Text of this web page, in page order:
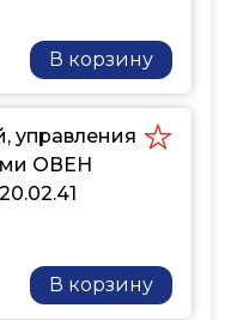
в каскад
к
расширения
их
В корзину
управления
ОВЕН
В корзину